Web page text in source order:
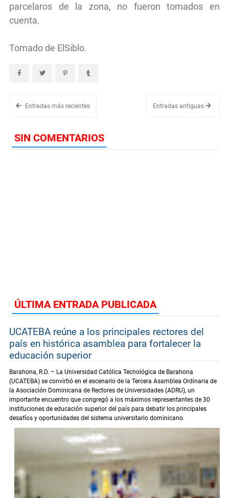
parcelaros de la zona, no fueron tomados en
cuenta.
Tomado de ElSiblo.
Entradas más recientes Entradas antiguas
SIN COMENTARIOS
ÚLTIMA ENTRADA PUBLICADA
UCATEBA reúne a los principales rectores del
país en histórica asamblea para fortalecer la
educación superior
Barahona, R.D. – La Universidad Católica Tecnológica de Barahona
(UCATEBA) se convirtió en el escenario de la Tercera Asamblea Ordinaria de
la Asociación Dominicana de Rectores de Universidades (ADRU), un
importante encuentro que congregó a los máximos representantes de 30
instituciones de educación superior del país para debatir los principales
desafíos y oportunidades del sistema universitario dominicano.